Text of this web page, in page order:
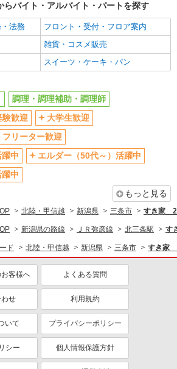
らバイト・アルバイト・パートを探す
法務
フロント・受付・フロア案内
雑貨・コスメ販売
スイーツ・ケーキ・パン
調理・調理補助・調理師
験歓迎
大学生歓迎
フリーター歓迎
中
エルダー（50代～）活躍中
中
もっと見る
北陸・甲信越 新潟県 三条市 すき家
新潟県の路線 ＪＲ弥彦線 北三条駅 す
ド 北陸・甲信越 新潟県 三条市 すき家
客様へ よくある質問
せ 利用規約
いて プライバシーポリシー
シー 個人情報保護方針